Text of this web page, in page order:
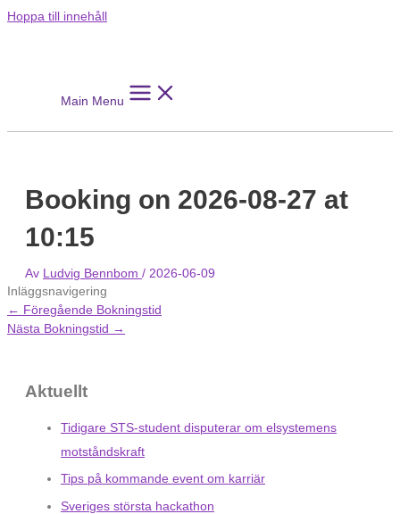
Hoppa till innehåll
Main Menu
Booking on 2026-08-27 at
10:15
Av Ludvig Bennbom / 2026-06-09
Inläggsnavigering
← Föregående Bokningstid
Nästa Bokningstid →
Aktuellt
Tidigare STS-student disputerar om elsystemens
motståndskraft
Tips på kommande event om karriär
Sveriges största hackathon